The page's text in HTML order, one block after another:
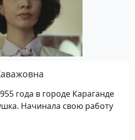
года в городе Караганде
Начинала свою работу